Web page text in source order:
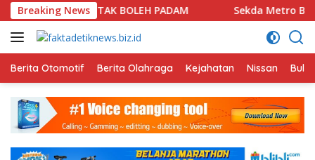
Langsung
ke
konten
Breaking News
INDEPENDENSI TAK BOLEH PADAM Sekda Metro
Berita Otomotif Berita Olahraga Kejahatan Nissan